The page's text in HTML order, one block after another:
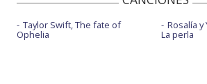
Taylor Swift, The fate of
Ophelia
Rosalía y
La perla